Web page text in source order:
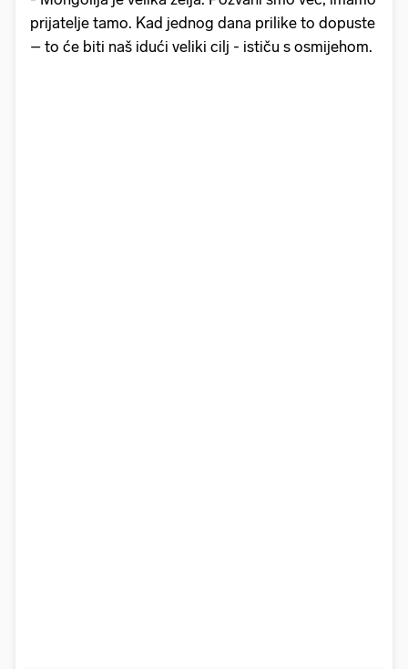
prijatelje tamo. Kad jednog dana prilike to dopuste
– to će biti naš idući veliki cilj - ističu s osmijehom.